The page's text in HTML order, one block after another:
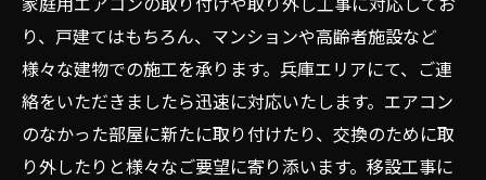
り、戸建てはもちろん、マンションや高齢者施設など
様々な建物での施工を承ります。兵庫エリアにて、ご連
絡をいただきましたら迅速に対応いたします。エアコン
のなかった部屋に新たに取り付けたり、交換のために取
り外したりと様々なご要望に寄り添います。移設工事に